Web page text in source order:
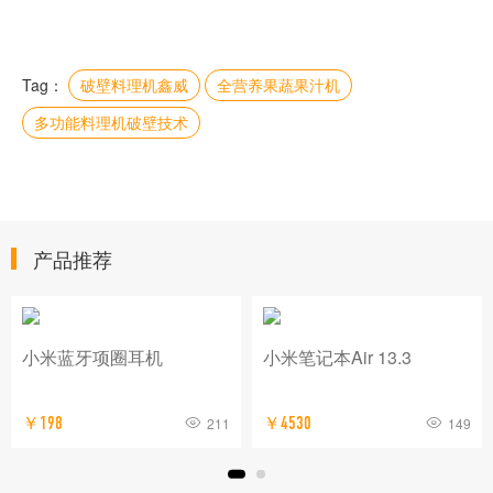
Tag： 破壁料理机鑫威
全营养果蔬果汁机
多功能料理机破壁技术
产品推荐
小米蓝牙项圈耳机
￥198 211
小米笔记本Air 13.3
￥4530 149